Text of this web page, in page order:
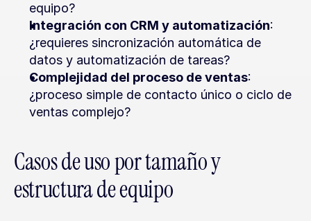
equipo?
Integración con CRM y automatización:
¿requieres sincronización automática de
datos y automatización de tareas?
Complejidad del proceso de ventas:
¿proceso simple de contacto único o ciclo de
ventas complejo?
Casos de uso por tamaño y
estructura de equipo